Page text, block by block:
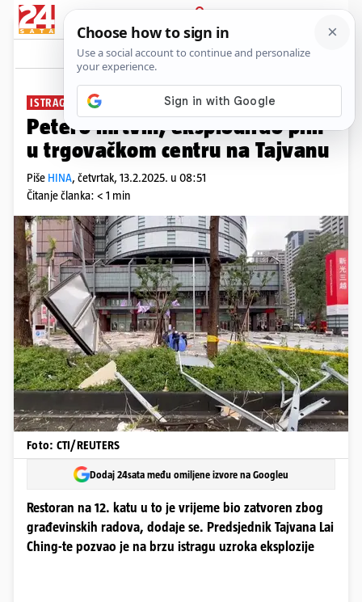
PRIJAVA
News Komentari
ISTRAGA
Petero mrtvih, eksplodirao plin
u trgovačkom centru na Tajvanu
Piše HINA, četvrtak, 13.2.2025. u 08:51
Čitanje članka: < 1 min
Foto: CTI/REUTERS
Dodaj 24sata među omiljene izvore na Googleu
Restoran na 12. katu u to je vrijeme bio zatvoren zbog
građevinskih radova, dodaje se. Predsjednik Tajvana Lai
Ching-te pozvao je na brzu istragu uzroka eksplozije